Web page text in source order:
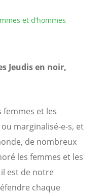
et d’hommes
Jeudis en noir,
femmes et les
marginalisé-e-s, et
de nombreux
les femmes et les
il est de notre
chaque